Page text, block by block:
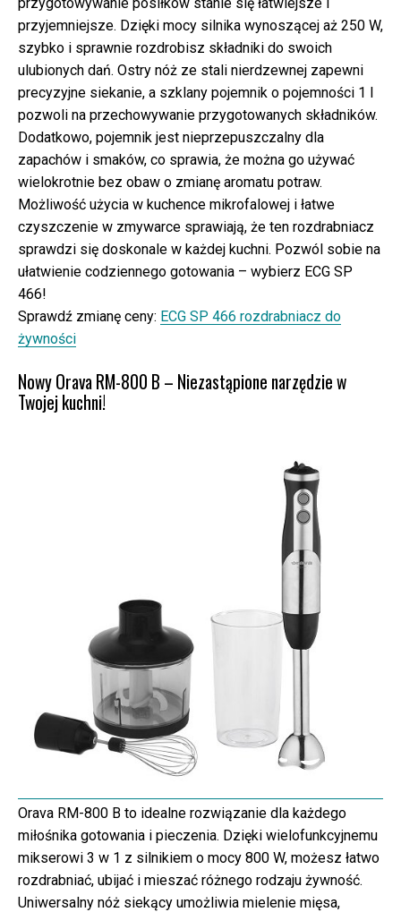
przygotowywanie posiłków stanie się łatwiejsze i
przyjemniejsze. Dzięki mocy silnika wynoszącej aż 250 W,
szybko i sprawnie rozdrobisz składniki do swoich
ulubionych dań. Ostry nóż ze stali nierdzewnej zapewni
precyzyjne siekanie, a szklany pojemnik o pojemności 1 l
pozwoli na przechowywanie przygotowanych składników.
Dodatkowo, pojemnik jest nieprzepuszczalny dla
zapachów i smaków, co sprawia, że można go używać
wielokrotnie bez obaw o zmianę aromatu potraw.
Możliwość użycia w kuchence mikrofalowej i łatwe
czyszczenie w zmywarce sprawiają, że ten rozdrabniacz
sprawdzi się doskonale w każdej kuchni. Pozwól sobie na
ułatwienie codziennego gotowania – wybierz ECG SP
466!
Sprawdź zmianę ceny: ECG SP 466 rozdrabniacz do
żywności
Nowy Orava RM-800 B – Niezastąpione narzędzie w
Twojej kuchni!
Orava RM-800 B to idealne rozwiązanie dla każdego
miłośnika gotowania i pieczenia. Dzięki wielofunkcyjnemu
mikserowi 3 w 1 z silnikiem o mocy 800 W, możesz łatwo
rozdrabniać, ubijać i mieszać różnego rodzaju żywność.
Uniwersalny nóż siekący umożliwia mielenie mięsa,